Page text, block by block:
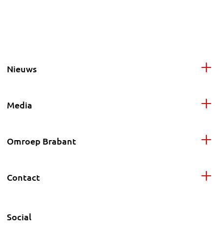
Nieuws
Media
Omroep Brabant
Contact
Social